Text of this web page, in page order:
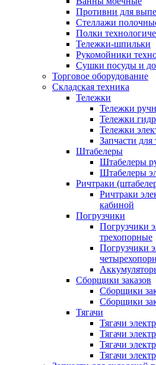
Противни для
Стеллажи
Полки
Тележки-шпильки
Рукомойники
Сушки посуды и
Торговое оборудование
Складская техника
Тележки
Тележки
Тележки
Тележки
Запчасти для
Штабелеры
Штабелеры
Штабелеры
Ричтраки
Ричтраки
кабиной
Погрузчики
Погрузчики
трехопорные
Погрузчики
Сборщики заказов
Сборщики
Сборщики
Тягачи
Тягачи
Тягачи
Тягачи
Тягачи